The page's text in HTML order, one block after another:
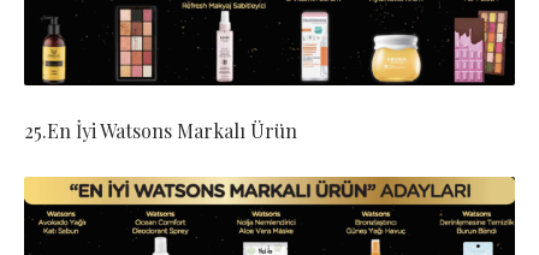
25.En İyi Watsons Markalı Ürün